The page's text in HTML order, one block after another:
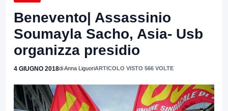
Benevento| Assassinio
Soumayla Sacho, Asia- Usb
organizza presidio
4 GIUGNO 2018di Anna LiguoriARTICOLO VISTO 566 VOLTE